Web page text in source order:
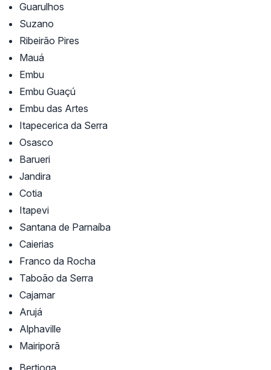
Guarulhos
Suzano
Ribeirão Pires
Mauá
Embu
Embu Guaçú
Embu das Artes
Itapecerica da Serra
Osasco
Barueri
Jandira
Cotia
Itapevi
Santana de Parnaíba
Caierias
Franco da Rocha
Taboão da Serra
Cajamar
Arujá
Alphaville
Mairiporã